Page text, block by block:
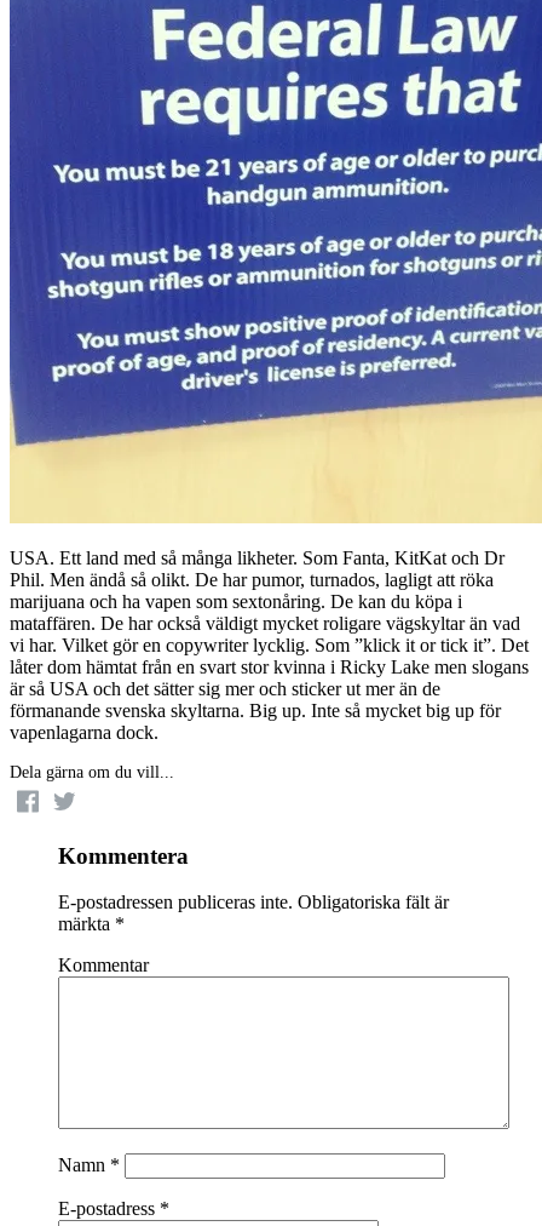
USA. Ett land med så många likheter. Som Fanta, KitKat och Dr
Phil. Men ändå så olikt. De har pumor, turnados, lagligt att röka
marijuana och ha vapen som sextonåring. De kan du köpa i
mataffären. De har också väldigt mycket roligare vägskyltar än vad
vi har. Vilket gör en copywriter lycklig. Som ”klick it or tick it”. Det
låter dom hämtat från en svart stor kvinna i Ricky Lake men slogans
är så USA och det sätter sig mer och sticker ut mer än de
förmanande svenska skyltarna. Big up. Inte så mycket big up för
vapenlagarna dock.
Dela gärna om du vill...
Kommentera
E-postadressen publiceras inte. Obligatoriska fält är
märkta *
Kommentar
Namn *
E-postadress *